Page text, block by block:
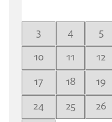
3
4 5
10
11 12
17
18 19
24
25 26